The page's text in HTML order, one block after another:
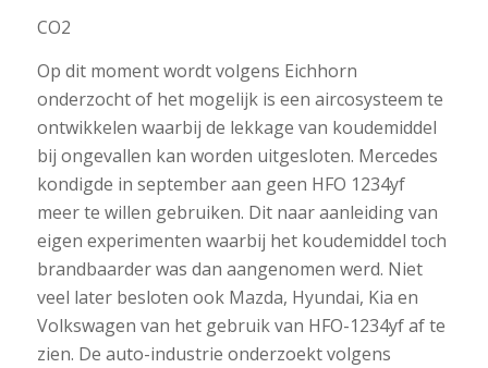
CO2
Op dit moment wordt volgens Eichhorn
onderzocht of het mogelijk is een aircosysteem te
ontwikkelen waarbij de lekkage van koudemiddel
bij ongevallen kan worden uitgesloten. Mercedes
kondigde in september aan geen HFO 1234yf
meer te willen gebruiken. Dit naar aanleiding van
eigen experimenten waarbij het koudemiddel toch
brandbaarder was dan aangenomen werd. Niet
veel later besloten ook Mazda, Hyundai, Kia en
Volkswagen van het gebruik van HFO-1234yf af te
zien. De auto-industrie onderzoekt volgens